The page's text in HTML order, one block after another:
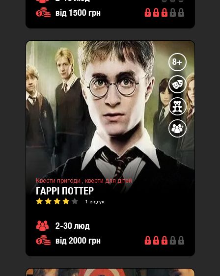
від 1500 грн
8+
Квести пригоди , квести для дітей
ГАРРІ ПОТТЕР
1 відгук
2-30 люд
від 2000 грн